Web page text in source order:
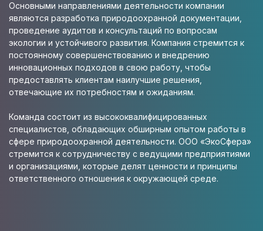
Основными направлениями деятельности компании
являются разработка природоохранной документации,
проведение аудитов и консультаций по вопросам
экологии и устойчивого развития. Компания стремится к
постоянному совершенствованию и внедрению
инновационных подходов в свою работу, чтобы
предоставлять клиентам наилучшие решения,
отвечающие их потребностям и ожиданиям.
Команда состоит из высококвалифицированных
специалистов, обладающих обширным опытом работы в
сфере природоохранной деятельности. ООО «ЭкоСфера»
стремится к сотрудничеству с ведущими предприятиями
и организациями, которые делят ценности и принципы
ответственного отношения к окружающей среде.